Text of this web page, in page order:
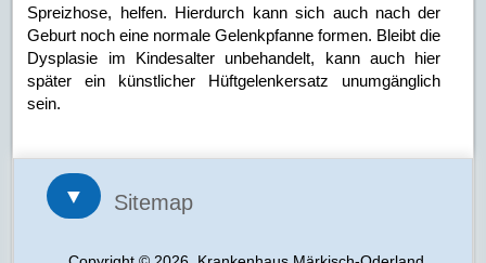
Spreizhose, helfen. Hierdurch kann sich auch nach der
Geburt noch eine normale Gelenkpfanne formen. Bleibt die
Dysplasie im Kindesalter unbehandelt, kann auch hier
später ein künstlicher Hüftgelenkersatz unumgänglich
sein.
▼ Sitemap